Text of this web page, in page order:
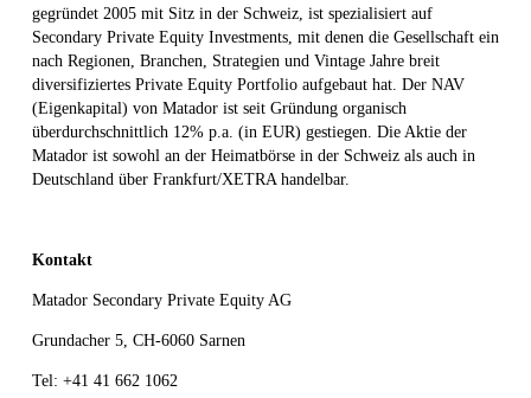
gegründet 2005 mit Sitz in der Schweiz, ist spezialisiert auf
Secondary Private Equity Investments, mit denen die Gesellschaft ein
nach Regionen, Branchen, Strategien und Vintage Jahre breit
diversifiziertes Private Equity Portfolio aufgebaut hat. Der NAV
(Eigenkapital) von Matador ist seit Gründung organisch
überdurchschnittlich 12% p.a. (in EUR) gestiegen. Die Aktie der
Matador ist sowohl an der Heimatbörse in der Schweiz als auch in
Deutschland über Frankfurt/XETRA handelbar.
Kontakt
Matador Secondary Private Equity AG
Grundacher 5, CH-6060 Sarnen
Tel: +41 41 662 1062